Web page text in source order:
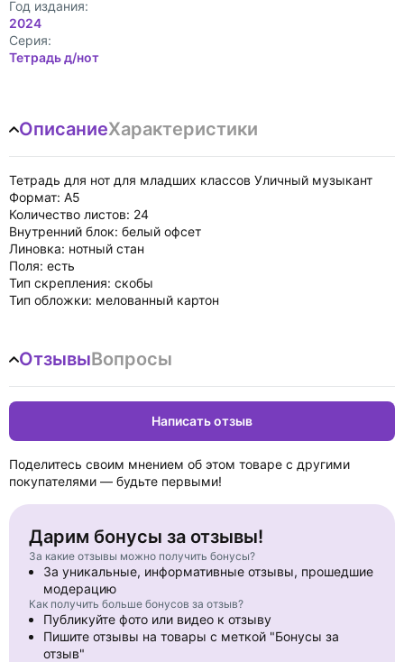
Год издания:
2024
Cерия:
Тетрадь д/нот
ОписаниеХарактеристики
Тетрадь для нот для младших классов Уличный музыкант
Формат: А5
Количество листов: 24
Внутренний блок: белый офсет
Линовка: нотный стан
Поля: есть
Тип скрепления: скобы
Тип обложки: мелованный картон
ОтзывыВопросы
Написать отзыв
Поделитесь своим мнением об этом товаре с другими
покупателями — будьте первыми!
Дарим бонусы за отзывы!
За какие отзывы можно получить бонусы?
За уникальные, информативные отзывы, прошедшие
модерацию
Как получить больше бонусов за отзыв?
Публикуйте фото или видео к отзыву
Пишите отзывы на товары с меткой "Бонусы за
отзыв"